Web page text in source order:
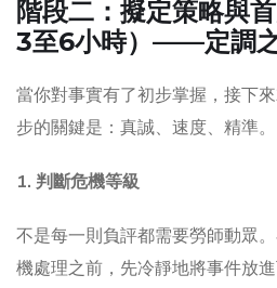
階段二：擬定策略與
3至6小時）——定調
當你對事實有了初步掌握，接下
步的關鍵是：真誠、速度、精準。
1. 判斷危機等級
不是每一則負評都需要勞師動眾
機處理之前，先冷靜地將事件放